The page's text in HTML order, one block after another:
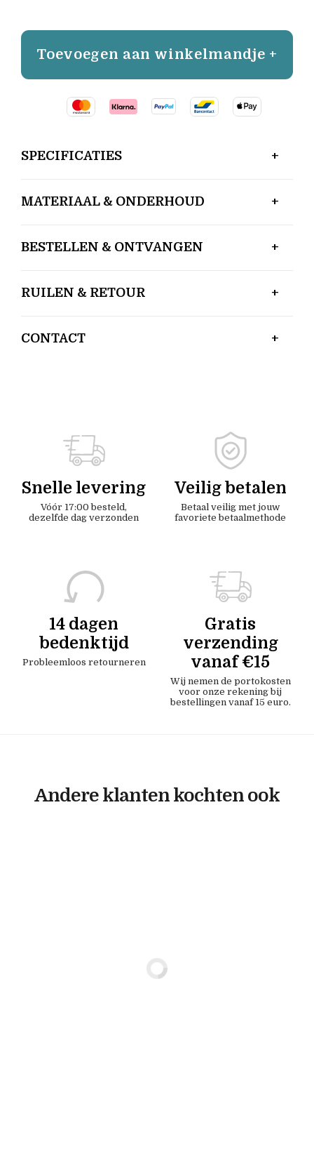
Toevoegen aan winkelmandje +
SPECIFICATIES
MATERIAAL & ONDERHOUD
BESTELLEN & ONTVANGEN
RUILEN & RETOUR
CONTACT
Snelle levering
Vóór 17:00 besteld,
dezelfde dag verzonden
Veilig betalen
Betaal veilig met jouw
favoriete betaalmethode
14 dagen
bedenktijd
Probleemloos retourneren
Gratis
verzending
vanaf €15
Wij nemen de portokosten
voor onze rekening bij
bestellingen vanaf 15 euro.
Andere klanten kochten ook